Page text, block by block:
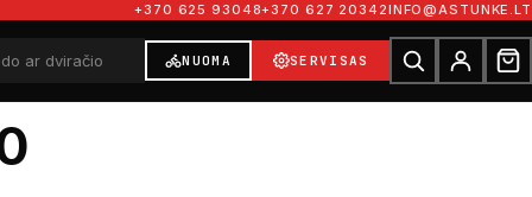
+370 625 93048+370 627 20342INFO@ASTUNKE.LT
NUOMA SERVISAS